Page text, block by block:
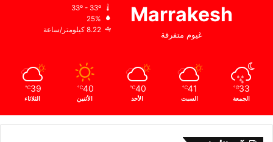
Marrakesh
غيوم متفرقة
25%
8.22 كيلومتر/ساعة
33
℃
الجمعة
41
℃
السبت
40
℃
الأحد
40
℃
الأثنين
39
℃
الثلاثاء